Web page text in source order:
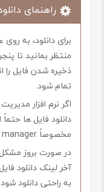
راهنمای
برای دانلود، به
منتظر بمانید تا
ذخیره شدن فایل را
تمام شود.
اگر نرم افزار
دانلود فایل ها
مخصوصاً internet download manager استفاده کنید.
در صورت بروز مشکل
آخر لینک دانلود
به راحتی دانلود شود.